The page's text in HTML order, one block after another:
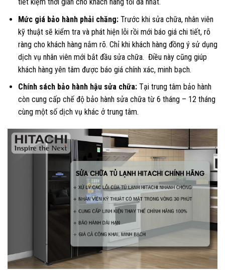
Mức giá bảo hành phải chăng: Trước khi sửa chữa, nhân viên
kỹ thuật sẽ kiểm tra và phát hiện lỗi rồi mới báo giá chi tiết, rõ
ràng cho khách hàng nắm rõ. Chỉ khi khách hàng đồng ý sử dụng
dịch vụ nhân viên mới bắt đầu sửa chữa. Điều này cũng giúp
khách hàng yên tâm được báo giá chính xác, minh bạch.
Chính sách bảo hành hậu sửa chữa: Tại trung tâm bảo hành
còn cung cấp chế độ bảo hành sửa chữa từ 6 tháng – 12 tháng
cùng một số dịch vụ khác ở trung tâm.